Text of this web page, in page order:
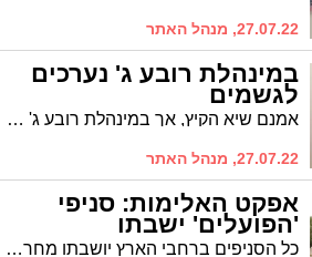
27.07.22, מנהל האתר
במינהלת רובע ג' נערכים
לגשמים
אמנם שיא הקיץ, אך במינהלת רובע ג' כבר דואגים לשפר את התשתיות לקראץ החורף
27.07.22, מנהל האתר
אפקט האלימות: סניפי
'הפועלים' ישבתו
כל הסניפים ברחבי הארץ יושבתו מחר עד השעה 11:00 במחאה על האלימות והעומסים איתם מתמודדים העובדים לא תתקיים מחר (יום רביעי) קבלת קהל ולא יינתן מענה טלפוני עד השעה 11:00 בכל סניפי הבנק, מרכזי הייעוץ והמוקד הטלפוני